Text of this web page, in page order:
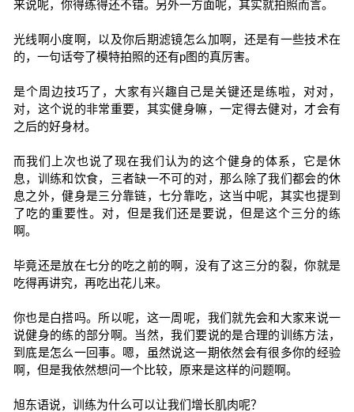
来说呢，你得练得还不错。另外一方面呢，其实就拍照而言。
光线啊小度啊，以及你后期滤镜怎么加啊，还是有一些技术在
的，一句话夸了模特拍照的还有p图的真厉害。
是个周边技巧了，大家有兴趣自己是关键还是练啦，对对，
对，这个说的非常重要，其实健身嘛，一定得去健对，才会有
之后的好身材。
而我们上次也说了现在我们认为的这个健身的体系，它是休
息，训练和饮食，三者缺一不可的对，那么除了我们都会的休
息之外，健身是三分靠链，七分靠吃，这当中呢，其实也提到
了吃的重要性。对，但是我们还是要说，但是这个三分的练
啊。
毕竟还是放在七分的吃之前的啊，没有了这三分的裂，你就是
吃得再讲究，再吃出花儿来。
你也是白搭吗。所以呢，这一周呢，我们就先会和大家来说一
说健身的练的部分啊。当然，我们要说的是合理的训练方法，
到底是怎么一回事。嗯，虽然说这一期依然会有很多你的经验
啊，但是我依然想问一个比较，原来是这样的问题啊。
旭东语说，训练为什么可以让我们增长肌肉呢？